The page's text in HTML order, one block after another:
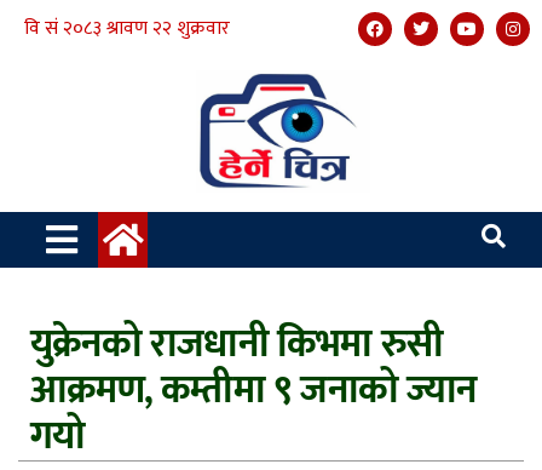
युक्रेनको राजधानी किभमा रुसी
आक्रमण, कम्तीमा ९ जनाको ज्यान
गयो